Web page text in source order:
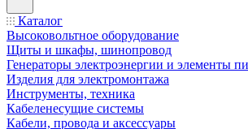
Каталог
Высоковольтное оборудование
Щиты и шкафы, шинопровод
Генераторы электроэнергии и элементы
Изделия для электромонтажа
Инструменты, техника
Кабеленесущие системы
Кабели, провода и аксессуары